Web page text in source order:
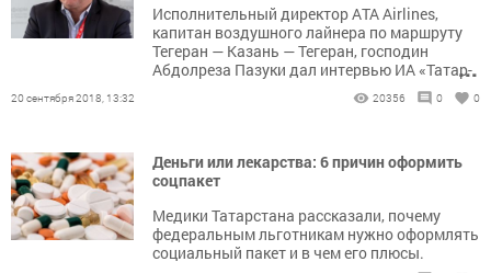
Исполнительный директор АТА Airlines,
капитан воздушного лайнера по маршруту
Тегеран — Казань — Тегеран, господин
Абдолреза Пазуки дал интервью ИА «Татар-
...
20 сентября 2018, 13:32 20356 0 0
Деньги или лекарства: 6 причин оформить
соцпакет
Медики Татарстана рассказали, почему
федеральным льготникам нужно оформлять
социальный пакет и в чем его плюсы.